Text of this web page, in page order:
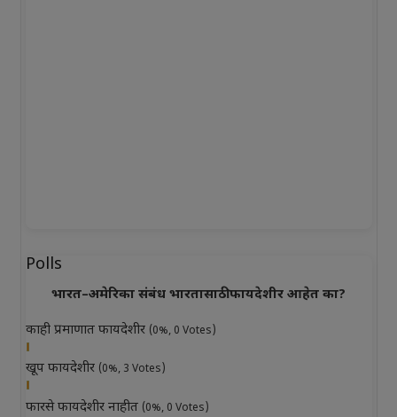
Polls
भारत–अमेरिका संबंध भारतासाठी फायदेशीर आहेत का?
काही प्रमाणात फायदेशीर (0%, 0 Votes)
खूप फायदेशीर (0%, 3 Votes)
फारसे फायदेशीर नाहीत (0%, 0 Votes)